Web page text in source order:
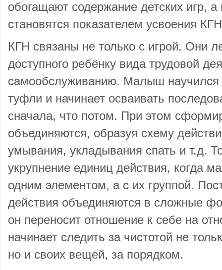
обогащают содержание детских игр,
становятся показателем усвоения
КГН связаны не только с игрой. Они
доступного ребёнку вида трудовой
самообслуживанию. Малыш научился
туфли и начинает осваивать
сначала, что потом. При этом
объединяются, образуя схему
умывания, укладывания спать и т.д.
укрупнение единиц действия, когда
одним элементом, а с их группой.
действия объединяются в сложные
он переносит отношение к себе на
начинает следить за чистотой не
но и своих вещей, за порядком.